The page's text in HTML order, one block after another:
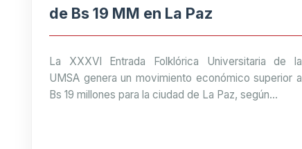
de Bs 19 MM en La Paz
La XXXVI Entrada Folklórica Universitaria de la
UMSA genera un movimiento económico superior a
Bs 19 millones para la ciudad de La Paz, según...